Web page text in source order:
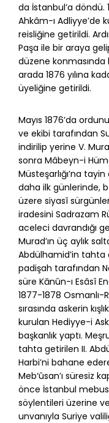
da İstanbul’a döndü.
Ahkâm-ı Adliyye’de
reisliğine getirildi.
Paşa ile bir araya
düzene
arada 1876 yılına
üyeliğine getirildi.
Mayıs 1876’da
ve ekibi tarafından
indirilip yerine V.
sonra Mâbeyn-i
Müsteşarlığı’na
daha ilk günlerinde,
üzere siyasî
iradesini Sadrazam
aceleci davrandığı
Murad’ın üç aylık
Abdülhamid’in tahta
padişah tarafından
süre Kānûn-ı Esâsî
1877-1878 Osmanlı-
sırasında askerin
kurulan Hediyye-i
başkanlık yaptı.
tahta getirilen II.
Harbi’ni bahane
Meb‘ûsan’ı süresiz
önce İstanbul
söylentileri üzerine
unvanıyla Suriye